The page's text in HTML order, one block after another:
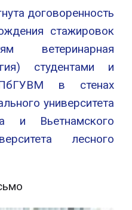
договоренность
стажировок
ветеринарная
студентами и
в стенах
университета
и Вьетнамского
лесного